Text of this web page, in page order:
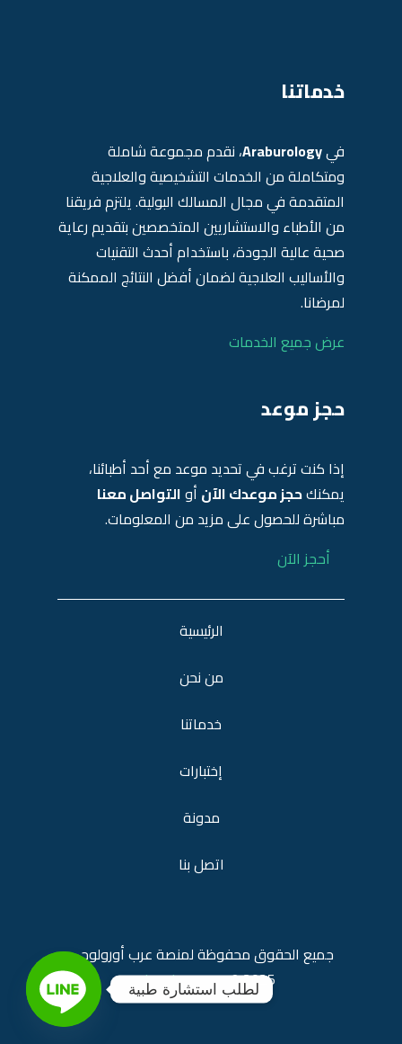
خدماتنا
فيAraburology، نقدم مجموعة شاملة
ومتكاملة من الخدمات التشخيصية والعلاجية
المتقدمة في مجال المسالك البولية. يلتزم فريقنا
من الأطباء والاستشاريين المتخصصين بتقديم رعاية
صحية عالية الجودة، باستخدام أحدث التقنيات
والأساليب العلاجية لضمان أفضل النتائج الممكنة
لمرضانا.
عرض جميع الخدمات
حجز موعد
إذا كنت ترغب في تحديد موعد مع أحد أطبائنا،
يمكنكحجز موعدك الآن أوالتواصل معنا
مباشرة للحصول على مزيد من المعلومات.
أحجز الآن
جميع الحقوق محفوظة لمنصةعرب أورولوجي
2025 ©
araburology.com
الرئيسية
من نحن
خدماتنا
إختبارات
مدونة
اتصل بنا
لطلب استشارة طبية